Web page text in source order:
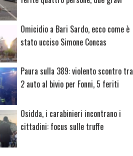
Omicidio a Bari Sardo, ecco come è
stato ucciso Simone Concas
Paura sulla 389: violento scontro tra
2 auto al bivio per Fonni, 5 feriti
Osidda, i carabinieri incontrano i
cittadini: focus sulle truffe